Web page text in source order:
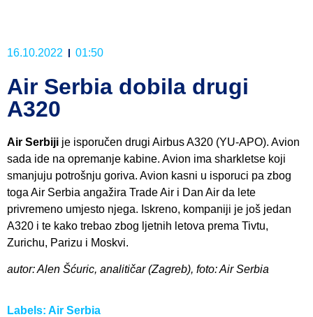
16.10.2022 01:50
Air Serbia dobila drugi
A320
Air Serbiji je isporučen drugi Airbus A320 (YU-APO). Avion
sada ide na opremanje kabine. Avion ima sharkletse koji
smanjuju potrošnju goriva. Avion kasni u isporuci pa zbog
toga Air Serbia angažira Trade Air i Dan Air da lete
privremeno umjesto njega. Iskreno, kompaniji je još jedan
A320 i te kako trebao zbog ljetnih letova prema Tivtu,
Zurichu, Parizu i Moskvi.
autor: Alen Šćuric, analitičar (Zagreb), foto: Air Serbia
Labels: Air Serbia